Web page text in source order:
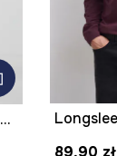
Longsleeve bawełniany męski z domieszką elastanu gładki kolor czarny
89,90 zł